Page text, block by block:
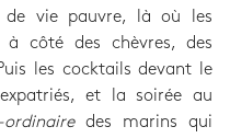
de vie pauvre, là où les
côté des chèvres, des
les cocktails devant le
et la soirée au
ordinairedes marins qui